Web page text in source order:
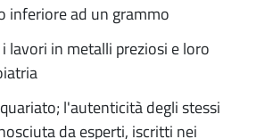
inferiore ad un grammo
lavori in metalli preziosi e loro
l'autenticità degli stessi
da esperti, iscritti nei